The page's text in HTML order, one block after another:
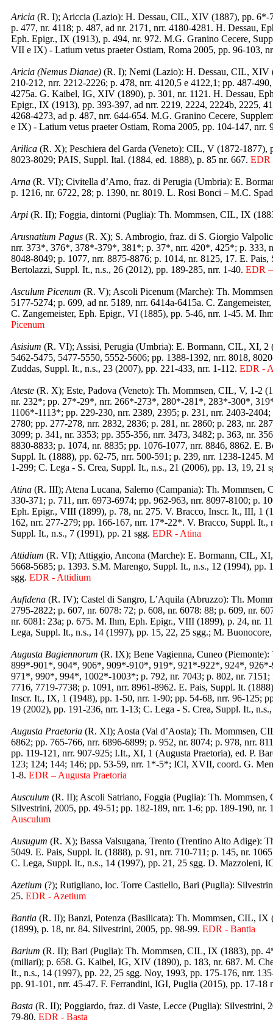
Aricia (R. I); Ariccia (Lazio): H. Dessau, CIL, XIV (1887), pp.
p. 477, nr. 4118; p. 487, ad nr. 2171, nrr. 4180-4281. H. Dessau,
Eph. Epigr., IX (1913), p. 494, nr. 972. M.G. Granino Cecere,
VII e IX) - Latium vetus praeter Ostiam, Roma 2005, pp. 96-103,
Aricia (Nemus Dianae) (R. I); Nemi (Lazio): H. Dessau, CIL, XIV
210-212, nrr. 2212-2226; p. 478, nrr. 4120,5 e 4122,1; pp. 487-
4275a. G. Kaibel, IG, XIV (1890), p. 301, nr. 1121. H. Dessau,
Epigr., IX (1913), pp. 393-397, ad nrr. 2219, 2224, 2224b, 2225,
4268-4273, ad p. 487, nrr. 644-654. M.G. Granino Cecere,
e IX) - Latium vetus praeter Ostiam, Roma 2005, pp. 104-147, nrr.
Arilica (R. X); Peschiera del Garda (Veneto): CIL, V (1872-
8023-8029; PAIS, Suppl. Ital. (1884, ed. 1888), p. 85 nr. 667.EDR
Arna (R. VI); Civitella d’Arno, fraz. di Perugia (Umbria): E.
p. 1216, nr. 6722, 28; p. 1390, nr. 8019. L. Rosi Bonci – M.C.
Arpi (R. II); Foggia, dintorni (Puglia): Th. Mommsen, CIL, IX
Arusnatium Pagus (R. X); S. Ambrogio, fraz. di S. Giorgio
nrr. 373*, 376*, 378*-379*, 381*; p. 37*, nrr. 420*, 425*; p. 333,
8048-8049; p. 1077, nrr. 8875-8876; p. 1014, nr. 8125, 17. E.
Bertolazzi, Suppl. It., n.s., 26 (2012), pp. 189-285, nrr. 1-40.EDR
Asculum Picenum (R. V); Ascoli Picenum (Marche): Th.
5177-5274; p. 699, ad nr. 5189, nrr. 6414a-6415a. C.
C. Zangemeister, Eph. Epigr., VI (1885), pp. 5-46, nrr. 1-45. M.
Picenum
Asisium (R. VI); Assisi, Perugia (Umbria): E. Bormann, CIL, XI,
5462-5475, 5477-5550, 5552-5606; pp. 1388-1392, nrr. 8018,
Zuddas, Suppl. It., n.s., 23 (2007), pp. 221-433, nrr. 1-112.EDR -
Ateste (R. X); Este, Padova (Veneto): Th. Mommsen, CIL, V, 1-
nr. 232*; pp. 27*-29*, nrr. 266*-273*, 280*-281*, 283*-300*,
1106*-1113*; pp. 229-230, nrr. 2389, 2395; p. 231, nrr. 2403-
2780; pp. 277-278, nrr. 2832, 2836; p. 281, nr. 2860; p. 283, nr.
3099; p. 341, nr. 3353; pp. 355-356, nrr. 3473, 3482; p. 363, nr.
8830-8833; p. 1074, nr. 8835; pp. 1076-1077, nrr. 8846, 8862. E.
Suppl. It. (1888), pp. 62-75, nrr. 500-591; p. 239, nrr. 1238-1245.
1-299; C. Lega - S. Crea, Suppl. It., n.s., 21 (2006), pp. 13, 19, 21
Atina (R. III); Atena Lucana, Salerno (Campania): Th.
330-371; p. 711, nrr. 6973-6974; pp. 962-963, nrr. 8097-8100; p.
Eph. Epigr., VIII (1899), p. 78, nr. 275. V. Bracco, Inscr. It., III, 1
162, nrr. 277-279; pp. 166-167, nrr. 17*-22*. V. Bracco, Suppl.
Suppl. It., n.s., 7 (1991), pp. 21 sgg.EDR - Atina
Attidium (R. VI); Attiggio, Ancona (Marche): E. Bormann, CIL,
5668-5685; p. 1393. S.M. Marengo, Suppl. It., n.s., 12 (1994),
sgg.EDR - Attidium
Aufidena (R. IV); Castel di Sangro, L’Aquila (Abruzzo): Th.
2795-2822; p. 607, nr. 6078: 72; p. 608, nr. 6078: 88; p. 609, nr.
nr. 6081: 23a; p. 675. M. Ihm, Eph. Epigr., VIII (1899), p. 24, nr.
Lega, Suppl. It., n.s., 14 (1997), pp. 15, 22, 25 sgg.; M.
Augusta Bagiennorum (R. IX); Bene Vagienna, Cuneo
899*-901*, 904*, 906*, 909*-910*, 919*, 921*-922*, 924*,
971*, 990*, 994*, 1002*-1003*; p. 792, nr. 7043; p. 802, nr.
7716, 7719-7738; p. 1091, nrr. 8961-8962. E. Pais, Suppl. It.
Inscr. It., IX, 1 (1948), pp. 1-50, nrr. 1-90; pp. 54-68, nrr. 96-125;
19 (2002), pp. 191-236, nrr. 1-13; C. Lega - S. Crea, Suppl. It.,
Augusta Praetoria (R. XI); Aosta (Val d’Aosta); Th. Mommsen,
6862; pp. 765-766, nrr. 6896-6899; p. 952, nr. 8074; p. 978, nrr.
pp. 119-121, nrr. 907-925; I.It., XI, 1 (Augusta Praetoria), ed. P.
123; 124; 144; 146; pp. 53-59, nrr. 1*-5*; ICI, XVII, coord. G.
1-8.EDR – Augusta Praetoria
Ausculum (R. II); Ascoli Satriano, Foggia (Puglia): Th.
Silvestrini, 2005, pp. 49-51; pp. 182-189, nrr. 1-6; pp. 189-190,
Ausculum
Ausugum (R. X); Bassa Valsugana, Trento (Trentino Alto Adige):
5049. E. Pais, Suppl. It. (1888), p. 91, nrr. 710-711; p. 145, nr.
C. Lega, Suppl. It., n.s., 14 (1997), pp. 21, 25 sgg. D. Mazzoleni,
Azetium (?); Rutigliano, loc. Torre Castiello, Bari (Puglia):
25.EDR - Azetium
Bantia (R. II); Banzi, Potenza (Basilicata): Th. Mommsen, CIL,
(1899), p. 18, nr. 84. Silvestrini, 2005, pp. 98-99.EDR - Bantia
Barium (R. II); Bari (Puglia): Th. Mommsen, CIL, IX (1883), pp.
(miliari); p. 658. G. Kaibel, IG, XIV (1890), p. 183, nr. 687. M.
It., n.s., 14 (1997), pp. 22, 25 sgg. Noy, 1993, pp. 175-176, nrr.
pp. 91-101, nrr. 45-47. F. Ferrandini, IGI, Puglia (2015), pp. 17-18
Basta (R. II); Poggiardo, fraz. di Vaste, Lecce (Puglia): Silvestrini,
79-80.EDR - Basta